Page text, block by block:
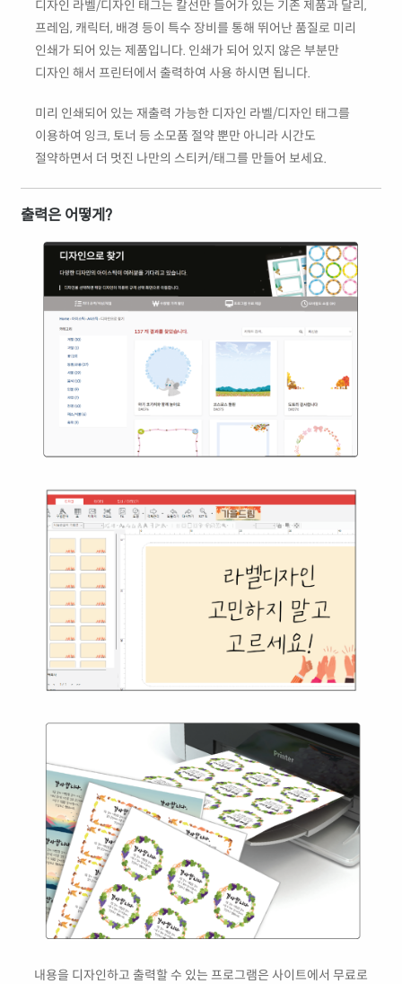
디자인 라벨/디자인 태그는 칼선만 들어가 있는 기존 제품과 달리,
프레임, 캐릭터, 배경 등이 특수 장비를 통해 뛰어난 품질로 미리
인쇄가 되어 있는 제품입니다. 인쇄가 되어 있지 않은 부분만
디자인 해서 프린터에서 출력하여 사용 하시면 됩니다.
미리 인쇄되어 있는 재출력 가능한 디자인 라벨/디자인 태그를
이용하여 잉크, 토너 등 소모품 절약 뿐만 아니라 시간도
절약하면서 더 멋진 나만의 스티커/태그를 만들어 보세요.
출력은 어떻게?
내용을 디자인하고 출력할 수 있는 프로그램은 사이트에서 무료로